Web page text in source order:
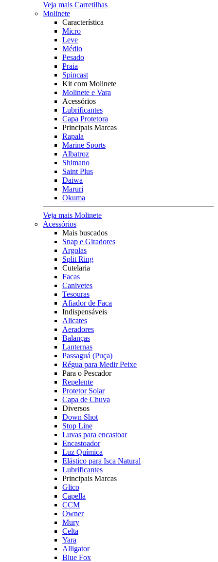
Veja mais Carretilhas
Molinete
Característica
Micro
Leve
Médio
Pesado
Praia
Spincast
Kit com Molinete
Molinete e Vara
Acessórios
Lubrificantes
Capa Protetora
Principais Marcas
Rapala
Marine Sports
Albatroz
Shimano
Saint Plus
Daiwa
Maruri
Okuma
Veja mais Molinete
Acessórios
Mais buscados
Snap e Giradores
Argolas
Split Ring
Cutelaria
Facas
Canivetes
Tesouras
Afiador de Faca
Indispensáveis
Alicates
Aeradores
Balanças
Lanternas
Passaguá (Puça)
Régua para Medir Peixe
Para o Pescador
Repelente
Protetor Solar
Capa de Chuva
Diversos
Down Shot
Stop Line
Luvas para encastoar
Encastoador
Luz Química
Elástico para Isca Natural
Lubrificantes
Principais Marcas
Glico
Capella
CCM
Owner
Mury
Celta
Yara
Alligator
Blue Fox